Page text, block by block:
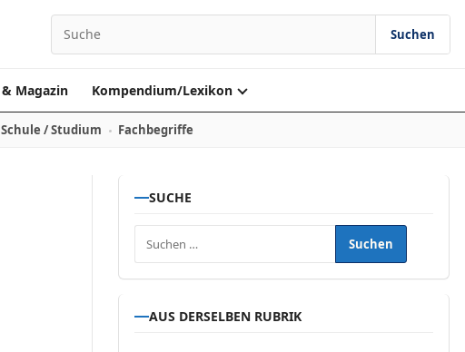
Suchen nach:
Suchen
Magazin Kompendium/Lexikon
Schule / Studium Fachbegriffe
SUCHE
Suchen nach:
AUS DERSELBEN RUBRIK